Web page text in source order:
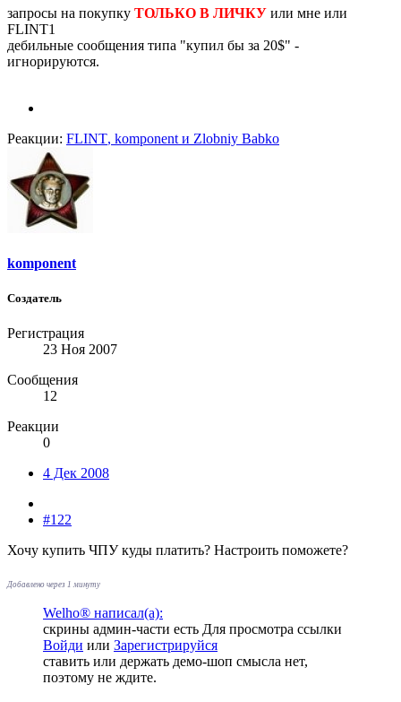
запросы на покупку ТОЛЬКО В ЛИЧКУ или мне или
FLINT1
дебильные сообщения типа "купил бы за 20$" -
игнорируются.
Реакции: FLINT, komponent и Zlobniy Babko
komponent
Создатель
Регистрация
23 Ноя 2007
Сообщения
12
Реакции
0
4 Дек 2008
#122
Хочу купить ЧПУ куды платить? Настроить поможете?
Добавлено через 1 минуту
Welho® написал(а):
скрины админ-части есть Для просмотра ссылки
Войди или Зарегистрируйся
ставить или держать демо-шоп смысла нет,
поэтому не ждите.